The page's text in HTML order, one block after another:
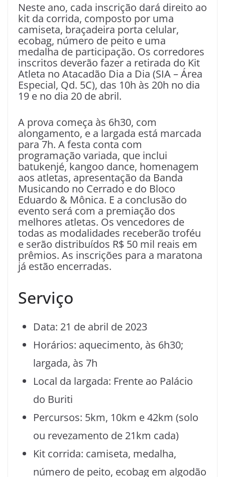
Neste ano, cada inscrição dará direito ao
kit da corrida, composto por uma
camiseta, braçadeira porta celular,
ecobag, número de peito e uma
medalha de participação. Os corredores
inscritos deverão fazer a retirada do Kit
Atleta no Atacadão Dia a Dia (SIA – Área
Especial, Qd. 5C), das 10h às 20h no dia
19 e no dia 20 de abril.
A prova começa às 6h30, com
alongamento, e a largada está marcada
para 7h. A festa conta com
programação variada, que inclui
batukenjé, kangoo dance, homenagem
aos atletas, apresentação da Banda
Musicando no Cerrado e do Bloco
Eduardo & Mônica. E a conclusão do
evento será com a premiação dos
melhores atletas. Os vencedores de
todas as modalidades receberão troféu
e serão distribuídos R$ 50 mil reais em
prêmios. As inscrições para a maratona
já estão encerradas.
Serviço
Data: 21 de abril de 2023
Horários: aquecimento, às 6h30;
largada, às 7h
Local da largada: Frente ao Palácio
do Buriti
Percursos: 5km, 10km e 42km (solo
ou revezamento de 21km cada)
Kit corrida: camiseta, medalha,
número de peito, ecobag em algodão